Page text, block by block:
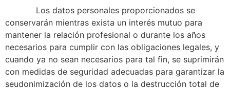
Los datos personales proporcionados se
conservarán mientras exista un interés mutuo para
mantener la relación profesional o durante los años
necesarios para cumplir con las obligaciones legales, y
cuando ya no sean necesarios para tal fin, se suprimirán
con medidas de seguridad adecuadas para garantizar la
seudonimización de los datos o la destrucción total de